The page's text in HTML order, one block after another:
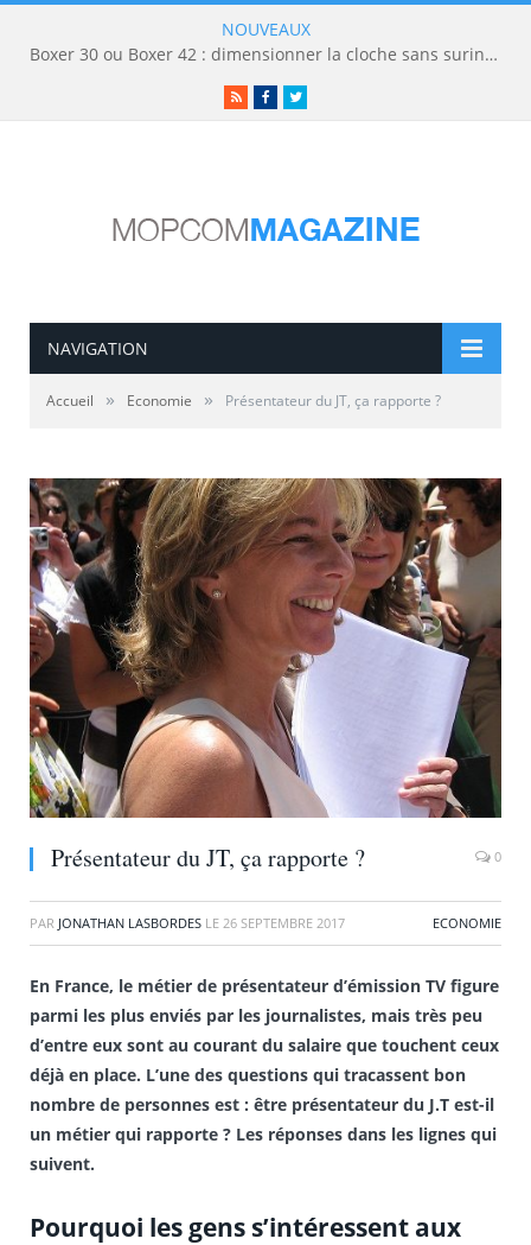
NOUVEAUX
Boxer 30 ou Boxer 42 : dimensionner la cloche sans surinvestir
RSSFacebookTwitter
NAVIGATION
Accueil » Economie » Présentateur du JT, ça rapporte ?
Présentateur du JT, ça rapporte ? 0
PAR JONATHAN LASBORDES LE 26 SEPTEMBRE 2017 ECONOMIE
En France, le métier de présentateur d’émission TV figure
parmi les plus enviés par les journalistes, mais très peu
d’entre eux sont au courant du salaire que touchent ceux
déjà en place. L’une des questions qui tracassent bon
nombre de personnes est : être présentateur du J.T est-il
un métier qui rapporte ? Les réponses dans les lignes qui
suivent.
Pourquoi les gens s’intéressent aux